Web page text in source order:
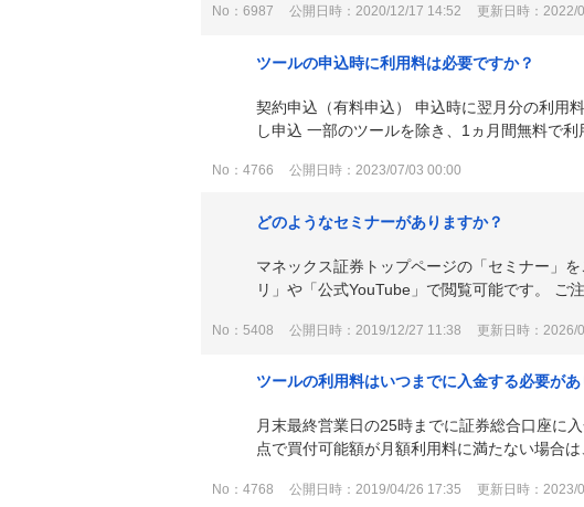
No：6987 公開日時：2020/12/17 14:52 更新日時：2022/
ツールの申込時に利用料は必要ですか？
契約申込（有料申込） 申込時に翌月分の利用
し申込 一部のツールを除き、1ヵ月間無料で
No：4766 公開日時：2023/07/03 00:00
どのようなセミナーがありますか？
マネックス証券トップページの「セミナー」
リ」や「公式YouTube」で閲覧可能です。
No：5408 公開日時：2019/12/27 11:38 更新日時：2026/
ツールの利用料はいつまでに入金する必要があ
月末最終営業日の25時までに証券総合口座に
点で買付可能額が月額利用料に満たない場合
No：4768 公開日時：2019/04/26 17:35 更新日時：2023/